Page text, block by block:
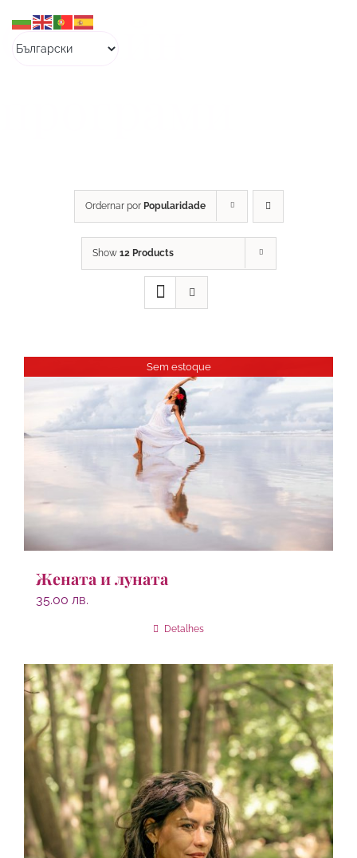
content
Онлайн
Ordernar por Popularidade
Show 12 Products
Sem estoque
Жената и луната
35.00 лв.
Detalhes